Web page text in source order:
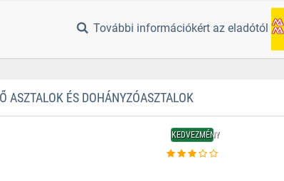
További információkért az eladótól
ASZTALOK ÉS DOHÁNYZÓASZTALOK
KEDVEZMÉNY